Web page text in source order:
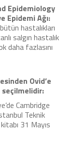
Epidemiology
Epidemi Ağı:
hastalıkları
salgın hastalık
daha fazlasını
Ovid’e
seçilmelidir:
Cambridge
Teknik
31 Mayıs